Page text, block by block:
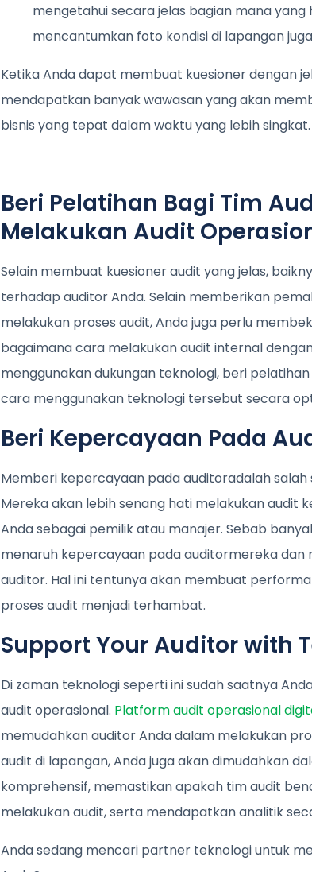
mengetahui secara jelas bagian mana
mencantumkan foto kondisi di lapangan
Ketika Anda dapat membuat kuesioner dengan
mendapatkan banyak wawasan yang akan
bisnis yang tepat dalam waktu yang lebih singkat.
Beri Pelatihan Bagi Tim
Melakukan Audit
Selain membuat kuesioner audit yang jelas,
terhadap auditor Anda. Selain memberikan
melakukan proses audit, Anda juga perlu
bagaimana cara melakukan audit internal
menggunakan dukungan teknologi, beri
cara menggunakan teknologi tersebut secara
Beri Kepercayaan Pada
Memberi kepercayaan pada auditoradalah salah
Mereka akan lebih senang hati melakukan audit
Anda sebagai pemilik atau manajer. Sebab
menaruh kepercayaan pada auditormereka
auditor. Hal ini tentunya akan membuat
proses audit menjadi terhambat.
Support Your Auditor with
Di zaman teknologi seperti ini sudah saatnya
audit operasional. Platform audit operasional
memudahkan auditor Anda dalam melakukan
audit di lapangan, Anda juga akan dimudahkan
komprehensif, memastikan apakah tim audit
melakukan audit, serta mendapatkan analitik
Anda sedang mencari partner teknologi untuk